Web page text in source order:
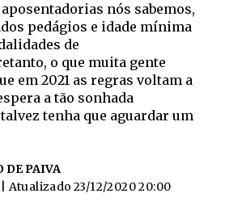
nós sabemos,
pedágios e idade mínima
de
o que muita gente
em 2021 as regras voltam a
a tão sonhada
tenha que aguardar um
DE PAIVA
| Atualizado 23/12/2020 20:00